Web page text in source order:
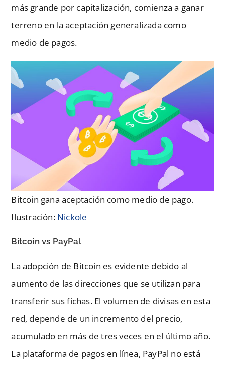
más grande por capitalización, comienza a ganar
terreno en la aceptación generalizada como
medio de pagos.
Bitcoin gana aceptación como medio de pago.
Ilustración: Nickole
Bitcoin vs PayPal
La adopción de Bitcoin es evidente debido al
aumento de las direcciones que se utilizan para
transferir sus fichas. El volumen de divisas en esta
red, depende de un incremento del precio,
acumulado en más de tres veces en el último año.
La plataforma de pagos en línea, PayPal no está